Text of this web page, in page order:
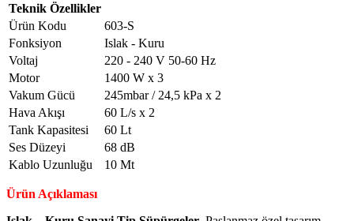
Teknik Özellikler
Ürün Kodu
603-S
Fonksiyon
Islak - Kuru
Voltaj
220 - 240 V 50-60 Hz
Motor
1400 W x 3
Vakum Gücü
245mbar / 24,5 kPa x 2
Hava Akışı
60 L/s x 2
Tank Kapasitesi
60 Lt
Ses Düzeyi
68 dB
Kablo Uzunluğu
10 Mt
Ürün Açıklaması